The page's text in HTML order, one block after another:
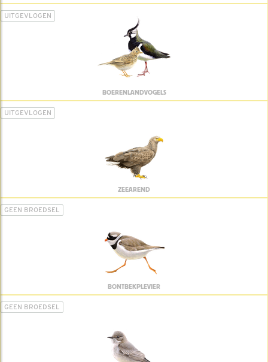
UITGEVLOGEN
BOERENLANDVOGELS
UITGEVLOGEN
ZEEAREND
GEEN BROEDSEL
BONTBEKPLEVIER
GEEN BROEDSEL